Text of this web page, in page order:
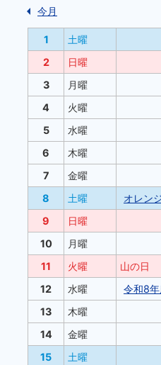
今月
1
土曜
2
日曜
3
月曜
4
火曜
5
水曜
6
木曜
7
金曜
8
土曜
オレン
9
日曜
10
月曜
11
火曜
山の日
12
水曜
令和8
13
木曜
14
金曜
15
土曜